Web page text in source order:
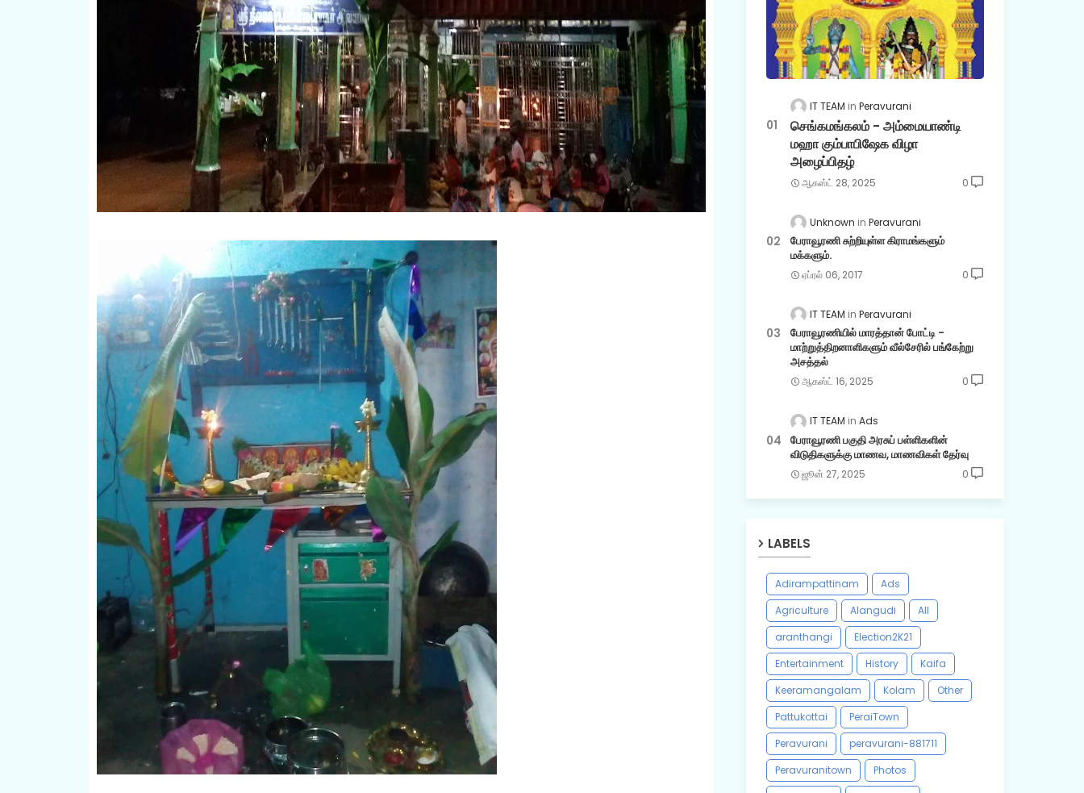
IT TEAM Peravurani
செங்கமங்கலம் - அம்மையாண்டி
மஹா கும்பாபிஷேக விழா
அழைப்பிதழ்
ஆகஸ்ட் 28, 2025 0
Unknown Peravurani
பேராவூரணி சுற்றியுள்ள கிராமங்களும்
மக்களும்.
ஏப்ரல் 06, 2017 0
IT TEAM Peravurani
பேராவூரணியில் மாரத்தான் போட்டி -
மாற்றுத்திறனாளிகளும் வீல்சேரில் பங்கேற்று
அசத்தல்
ஆகஸ்ட் 16, 2025 0
IT TEAM Ads
பேராவூரணி பகுதி அரசுப் பள்ளிகளின்
விடுதிகளுக்கு மாணவ, மாணவிகள் தேர்வு
ஜூன் 27, 2025 0
LABELS
Adirampattinam
Ads
Agriculture
Alangudi
All
aranthangi
Election2K21
Entertainment
History
Kaifa
Keeramangalam
Kolam
Other
Pattukottai
PeraiTown
Peravurani
peravurani-881711
Peravuranitown
Photos